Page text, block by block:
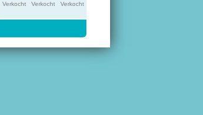
Verkocht Verkocht Verkocht